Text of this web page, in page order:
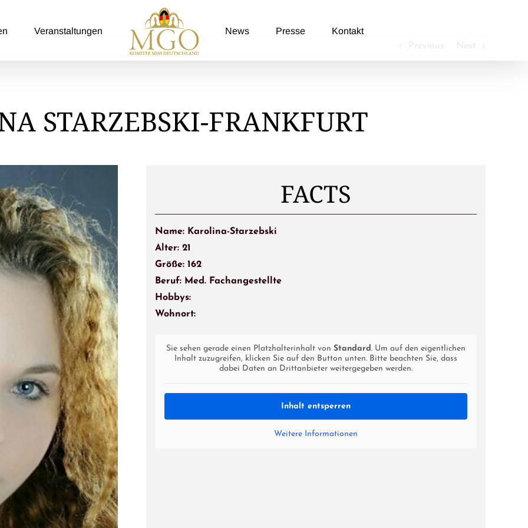
Veranstaltungen News Presse Kontakt
Previous Next
STARZEBSKI-FRANKFURT
FACTS
Name: Karolina-Starzebski
Alter: 21
Größe: 162
Beruf: Med. Fachangestellte
Hobbys:
Wohnort:
Sie sehen gerade einen Platzhalterinhalt von Standard. Um auf den eigentlichen
Inhalt zuzugreifen, klicken Sie auf den Button unten. Bitte beachten Sie, dass
dabei Daten an Drittanbieter weitergegeben werden.
Inhalt entsperren
Weitere Informationen